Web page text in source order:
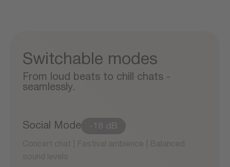
Switchable modes
From loud beats to chill chats -
seamlessly.
Social Mode -18 dB